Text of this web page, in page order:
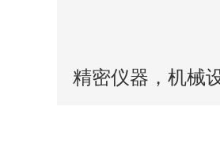
精密仪器，机械